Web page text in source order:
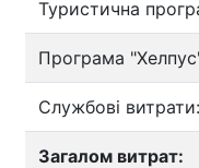
Туристична
Програма
Службові витрати:
Загалом витрат: